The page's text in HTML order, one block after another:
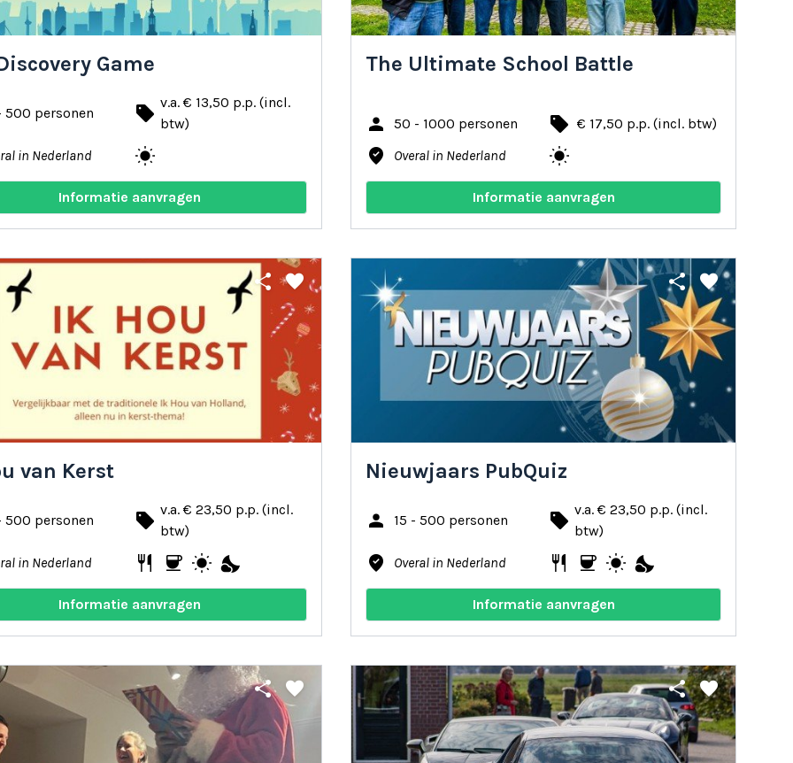
Game
500 personen local_offer v.a. € 13,50 p.p. (incl.
btw)
in Nederland wb_sunny
Informatie aanvragen
The Ultimate School Battle
person 50 - 1000 personen local_offer € 17,50 p.p. (incl. btw)
where_to_vote Overal in Nederland wb_sunny
Informatie aanvragen
share favorite
van Kerst
500 personen local_offer v.a. € 23,50 p.p. (incl.
btw)
in Nederland restaurant coffee wb_sunny nights_stay
Informatie aanvragen
share favorite
Nieuwjaars PubQuiz
person
15 - 500 personen local_offer v.a. € 23,50 p.p. (incl.
btw)
where_to_vote Overal in Nederland restaurant coffee wb_sunny nights_stay
Informatie aanvragen
share favorite share favorite